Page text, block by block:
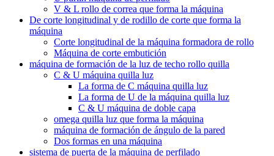
V & L rollo de correa que forma la máquina
De corte longitudinal y de rodillo de corte que forma la
máquina
Corte longitudinal de la máquina formadora de rollo
Máquina de corte embutición
máquina de formación de la luz de techo rollo quilla
C & U máquina quilla luz
La forma de C máquina quilla luz
La forma de U de la máquina quilla luz
C & U máquina de doble capa
omega quilla luz que forma la máquina
máquina de formación de ángulo de la pared
Dos formas en una máquina
sistema de puerta de la máquina de perfilado